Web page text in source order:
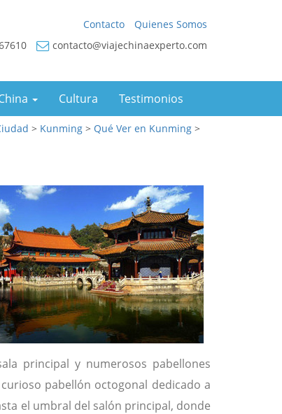
Contacto
Quienes Somos
contacto@viajechinaexperto.com
Cultura Testimonios
> Kunming > Qué Ver en Kunming >
principal y numerosos pabellones
pabellón octogonal dedicado a
el umbral del salón principal, donde